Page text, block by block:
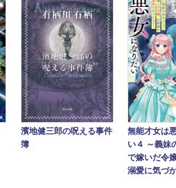
濱地健三郎の呪える事件
簿
無能才女は
い４ ～義妹
で嫁いだ令
溺愛に気づ